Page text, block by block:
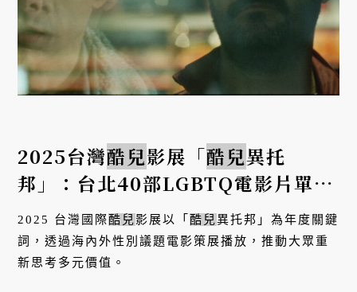
2025台灣酷兒影展「酷兒異托
邦」：台北40部LGBTQ電影片單，
以「野」之名再造多元影像疆界
2025 台灣國際酷兒影展以「 酷兒異托邦」為年度關鍵
詞，透過海內外性別議題電影策展播放，推動大眾重
新思考多元價值。